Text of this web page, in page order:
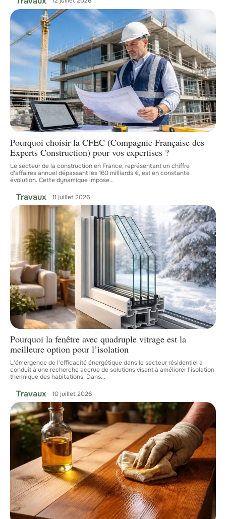
Pourquoi choisir la CFEC (Compagnie Française des
Experts Construction) pour vos expertises ?
Le secteur de la construction en France, représentant un chiffre
d'affaires annuel dépassant les 160 milliards €, est en constante
évolution. Cette dynamique impose…
Travaux 11 juillet 2026
Pourquoi la fenêtre avec quadruple vitrage est la
meilleure option pour l’isolation
L'émergence de l'efficacité énergétique dans le secteur résidentiel a
conduit à une recherche accrue de solutions visant à améliorer l'isolation
thermique des habitations. Dans…
Travaux 10 juillet 2026